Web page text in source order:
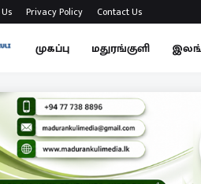
Privacy Policy Contact Us
முகப்பு மதுரங்குளி